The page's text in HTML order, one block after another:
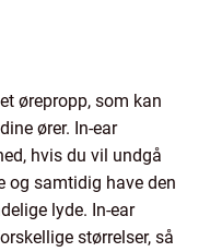
ørepropp, som kan
ører. In-ear
hvis du vil undgå
og samtidig have den
lyde. In-ear
størrelser, så